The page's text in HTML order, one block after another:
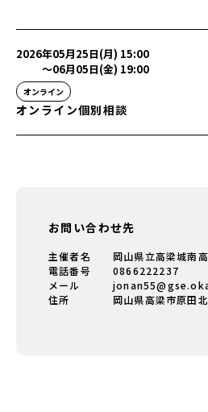
2026年05月25日(月) 15:00
〜06月05日(金) 19:00
オンライン
オンライン個別相談
お問い合わせ先
主催者名
岡山県立高梁城南
電話番号
0866222237
メール
住所
岡山県高梁市原田